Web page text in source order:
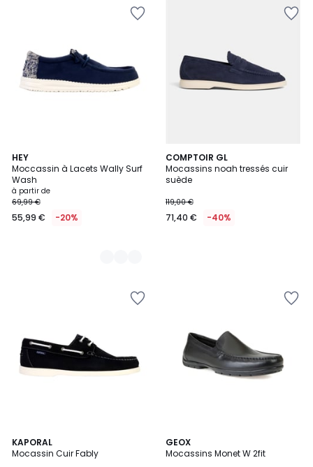
HEY
Moccassin à Lacets Wally Surf
Wash
à partir de
69,99 €
55,99 € -20%
2
Couleurs
COMPTOIR GL
Mocassins noah tressés cuir
suède
119,00 €
71,40 € -40%
KAPORAL
Mocassin Cuir Fably
3
Couleurs
GEOX
Mocassins Monet W 2fit